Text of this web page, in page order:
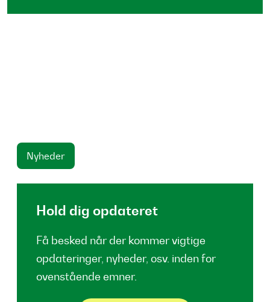
Nyheder
Hold dig opdateret
Få besked når der kommer vigtige
opdateringer, nyheder, osv. inden for
ovenstående emner.